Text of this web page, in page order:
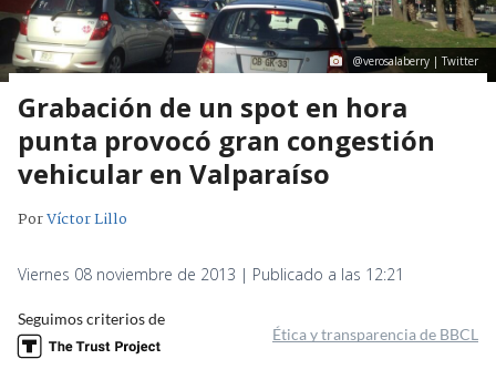
@verosalaberry | Twitter
Grabación de un spot en hora
punta provocó gran congestión
vehicular en Valparaíso
PorVíctor Lillo
Viernes 08 noviembre de 2013 | Publicado a las 12:21
Seguimos criterios de
Ética y transparencia de BBCL